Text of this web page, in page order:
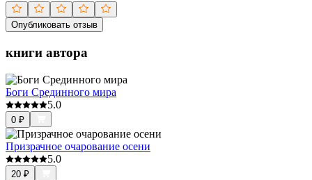
Опубликовать отзыв
книги автора
Боги Срединного мира
5.0
0 ₽
Призрачное очарование осени
5.0
20 ₽